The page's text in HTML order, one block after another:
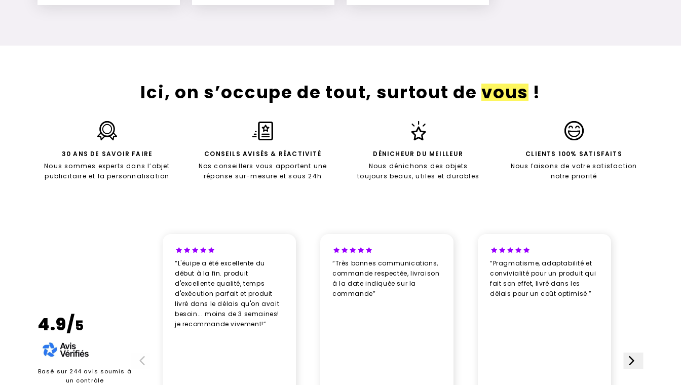
Ajouter à mon devis Ajouter à mon devis Ajouter à mon devis
Ici, on s’occupe de tout, surtout devous !
30 ANS DE SAVOIR FAIRE
Nous sommes experts dans l’objet
publicitaire et la personnalisation
CONSEILS AVISÉS & RÉACTIVITÉ
Nos conseillers vous apportent une
réponse sur-mesure et sous 24h
DÉNICHEUR DU MEILLEUR
Nous dénichons des objets
toujours beaux, utiles et durables
CLIENTS 100% SATISFAITS
Nous faisons de votre satisfaction
notre priorité
4.9/5
Basé sur 244 avis soumis à
un contrôle
“L'éuipe a été excellente du
début à la fin. produit
d'excellente qualité, temps
d'exécution parfait et produit
livré dans le délais qu'on avait
besoin... moins de 3 semaines!
je recommande vivement!”
“Très bonnes communications,
commande respectée, livraison
à la date indiquée sur la
commande”
“Pragmatisme, adaptabilité et
convivialité pour un produit qui
fait son effet, livré dans les
délais pour un coût optimisé.”